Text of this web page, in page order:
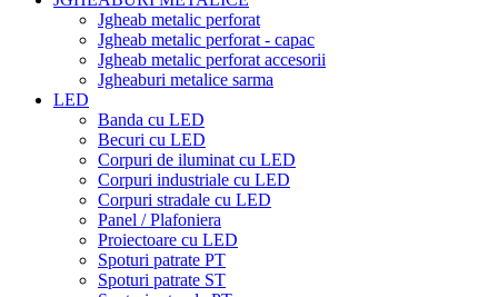
Jgheab metalic perforat
Jgheab metalic perforat - capac
Jgheab metalic perforat accesorii
Jgheaburi metalice sarma
LED
Banda cu LED
Becuri cu LED
Corpuri de iluminat cu LED
Corpuri industriale cu LED
Corpuri stradale cu LED
Panel / Plafoniera
Proiectoare cu LED
Spoturi patrate PT
Spoturi patrate ST